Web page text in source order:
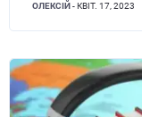
ОЛЕКСІЙ - КВІТ. 17, 2023